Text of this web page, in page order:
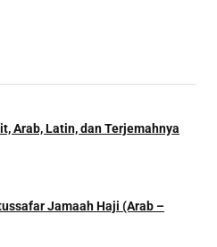
Arab, Latin, dan Terjemahnya
Jamaah Haji (Arab –